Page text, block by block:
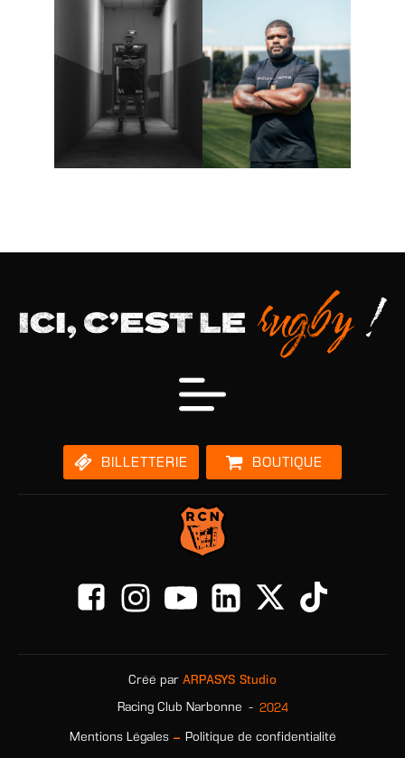
BILLETTERIE BOUTIQUE
Racing Club Narbonne - 2024
Mentions Légales - Politique de confidentialité
Créé parARPASYS Studio